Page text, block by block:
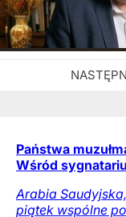
Państwa
Wśród
Arabia
piątek wspólne